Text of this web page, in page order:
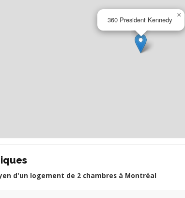
360 President Kennedy
×
d'un logement de 2 chambres à Montréal